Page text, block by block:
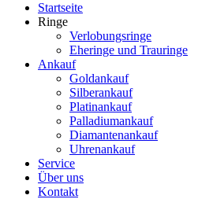
Startseite
Ringe
Verlobungsringe
Eheringe und Trauringe
Ankauf
Goldankauf
Silberankauf
Platinankauf
Palladiumankauf
Diamantenankauf
Uhrenankauf
Service
Über uns
Kontakt